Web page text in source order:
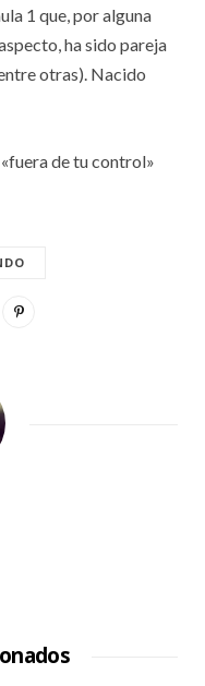
1 que, por alguna
ha sido pareja
otras). Nacido
de tu control»